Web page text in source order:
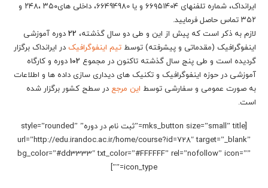
ایرانداک، شماره تلفنهای ۶۶۹۵۱۴۰۴ و یا 66494980، داخلی های۳۵۰ ،۲۴۸ و
۳۵۲ تماس حاصل فرمایید.
لازم به ذکر است که پیش از این و طی دو سال گذشته، 22 دوره آموزشی
اینفوگرافیک (مقدماتی و پیشرفته) توسط تیم اینفوگرافیک در ایرانداک برگزار
گردیده است و طی پنج سال گذشته تاکنون در مجموع 102 دوره و کارگاه
آموزشی در حوزه اینفوگرافیک و تکنیک های دیداری سازی داده ها و اطلاعات
به صورت عمومی و سفارشی توسط این مرجع در سطح کشور برگزار شده
است.
[mks_button size=”small” title=”ثبت نام در دوره” style=”rounded”
url=”http://edu.irandoc.ac.ir/home/course?id=728″ target=”_blank”
bg_color=”#dd3333″ txt_color=”#FFFFFF” rel=”nofollow” icon=””
icon_type=””]